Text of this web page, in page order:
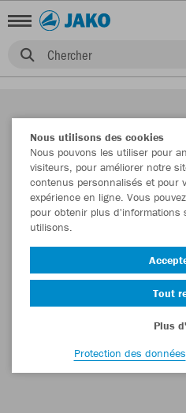
Chercher
Nous utilisons des cookies
Nous pouvons les utiliser pour
visiteurs, pour améliorer notre
contenus personnalisés et pour
expérience en ligne. Vous
pour obtenir plus d'informations
utilisons.
Tout
Plus
Protection des données